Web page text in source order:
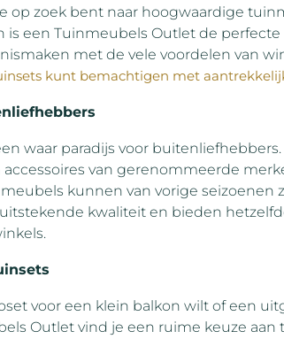
op zoek bent naar hoogwaardige
is een Tuinmeubels Outlet de
met de vele voordelen van
kunt bemachtigen met
waar paradijs voor
van gerenommeerde
kunnen van vorige seizoenen
kwaliteit en bieden
voor een klein balkon wilt of een
Outlet vind je een ruime keuze aan